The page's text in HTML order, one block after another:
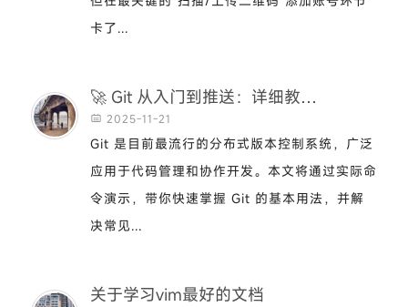
卡了...
🚀 Git 从入门到推送：详细教程与常见问题解析
 2025-11-21
Git 是目前最流行的分布式版本控制系统，广泛
应用于代码管理和协作开发。本文将通过实际命
令演示，带你快速掌握 Git 的基本用法，并解
决常见...
关于学习vim最好的文档